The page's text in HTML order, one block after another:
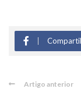
Artigo anterior